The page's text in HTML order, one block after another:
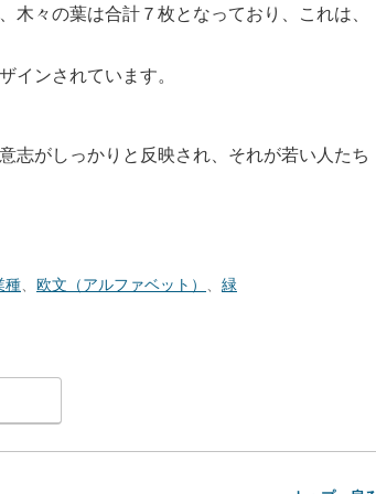
々の葉は合計７枚となっており、これは、
インされています。
志がしっかりと反映され、それが若い人たち
種 欧文（アルファベット） 緑